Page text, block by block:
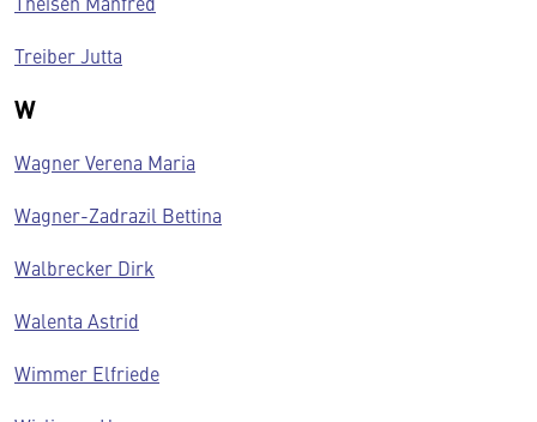
Treiber Jutta
W
Wagner Verena Maria
Wagner-Zadrazil Bettina
Walbrecker Dirk
Walenta Astrid
Wimmer Elfriede